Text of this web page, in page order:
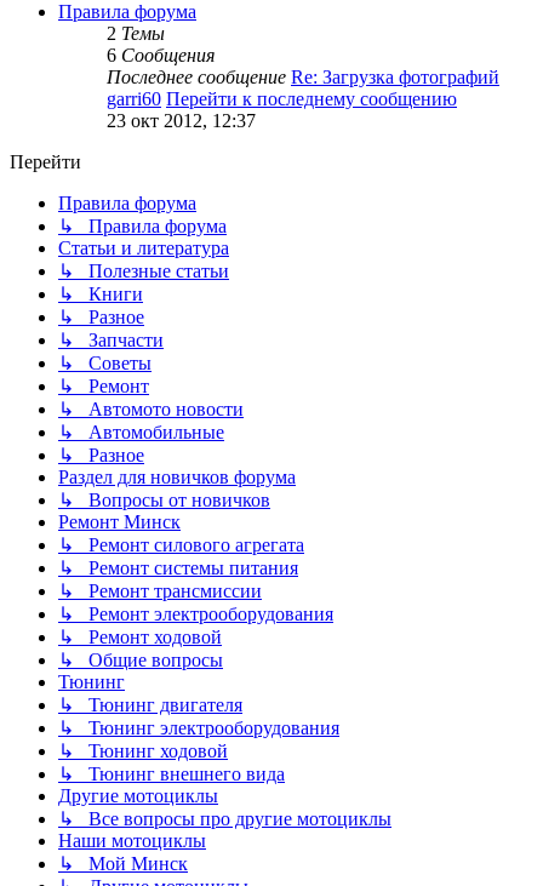
Правила форума
2 Темы
6 Сообщения
Последнее сообщение Re: Загрузка фотографий
garri60 Перейти к последнему сообщению
23 окт 2012, 12:37
Перейти
Правила форума
↳ Правила форума
Статьи и литература
↳ Полезные статьи
↳ Книги
↳ Разное
↳ Запчасти
↳ Советы
↳ Ремонт
↳ Автомото новости
↳ Автомобильные
↳ Разное
Раздел для новичков форума
↳ Вопросы от новичков
Ремонт Минск
↳ Ремонт силового агрегата
↳ Ремонт системы питания
↳ Ремонт трансмиссии
↳ Ремонт электрооборудования
↳ Ремонт ходовой
↳ Общие вопросы
Тюнинг
↳ Тюнинг двигателя
↳ Тюнинг электрооборудования
↳ Тюнинг ходовой
↳ Тюнинг внешнего вида
Другие мотоциклы
↳ Все вопросы про другие мотоциклы
Наши мотоциклы
↳ Мой Минск